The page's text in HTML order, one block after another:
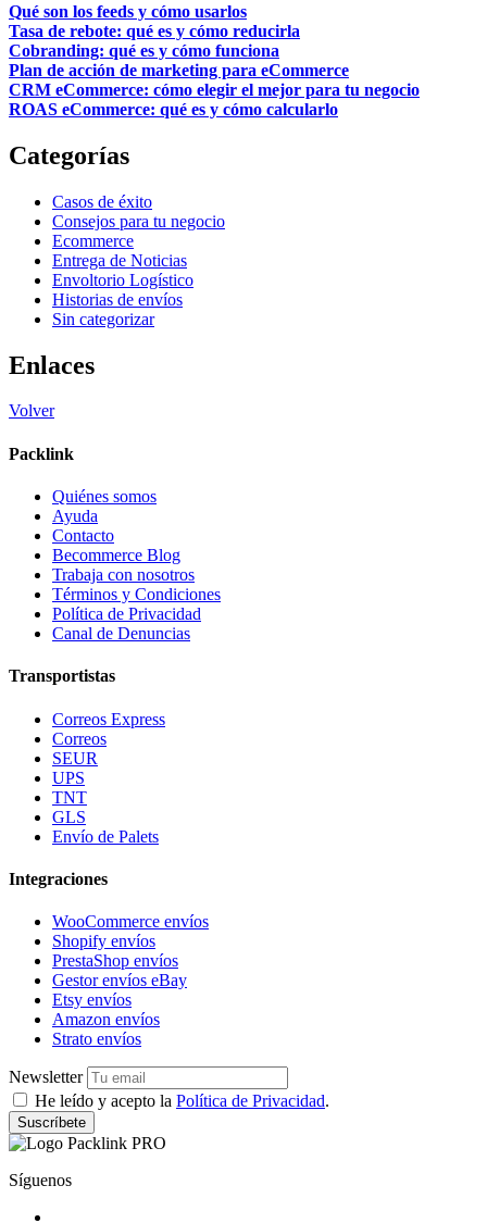
Qué son los feeds y cómo usarlos
Tasa de rebote: qué es y cómo reducirla
Cobranding: qué es y cómo funciona
Plan de acción de marketing para eCommerce
CRM eCommerce: cómo elegir el mejor para tu negocio
ROAS eCommerce: qué es y cómo calcularlo
Categorías
Casos de éxito
Consejos para tu negocio
Ecommerce
Entrega de Noticias
Envoltorio Logístico
Historias de envíos
Sin categorizar
Enlaces
Volver
Packlink
Quiénes somos
Ayuda
Contacto
Becommerce Blog
Trabaja con nosotros
Términos y Condiciones
Política de Privacidad
Canal de Denuncias
Transportistas
Correos Express
Correos
SEUR
UPS
TNT
GLS
Envío de Palets
Integraciones
WooCommerce envíos
Shopify envíos
PrestaShop envíos
Gestor envíos eBay
Etsy envíos
Amazon envíos
Strato envíos
Newsletter
He leído y acepto la Política de Privacidad.
Suscríbete
Síguenos